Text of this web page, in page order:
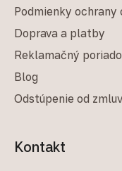
Podmienky ochrany
Doprava a platby
Reklamačný
Blog
Odstúpenie od
Kontakt